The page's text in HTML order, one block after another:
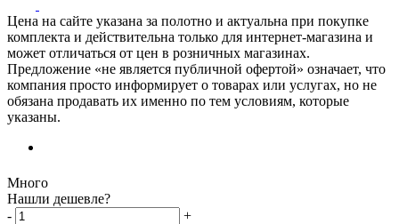
Цена на сайте указана за полотно и актуальна при покупке
комплекта и действительна только для интернет-магазина и
может отличаться от цен в розничных магазинах.
Предложение «не является публичной офертой» означает, что
компания просто информирует о товарах или услугах, но не
обязана продавать их именно по тем условиям, которые
указаны.
Много
Нашли дешевле?
-
+